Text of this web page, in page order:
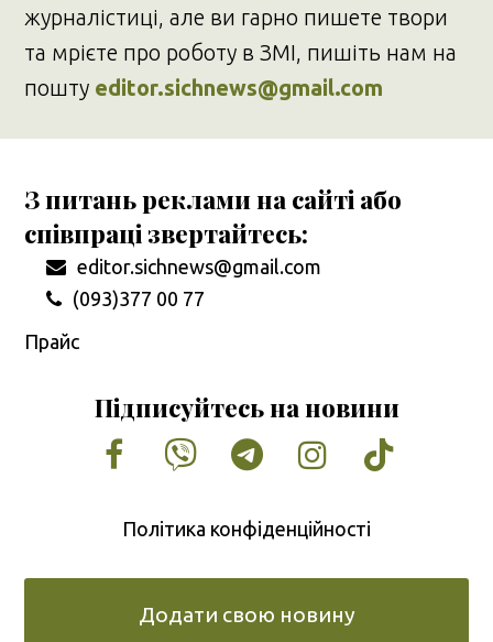
журналістиці, але ви гарно пишете твори
та мрієте про роботу в ЗМІ, пишіть нам на
пошту editor.sichnews@gmail.com
З питань реклами на сайті або
співпраці звертайтесь:
editor.sichnews@gmail.com
(093)377 00 77
Прайс
Підписуйтесь на новини
Facebook
VimeoTumblrInstagram
Tiktok
Політика конфіденційності
Додати свою новину